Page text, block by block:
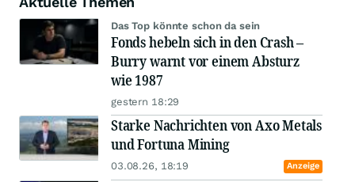
Das Top könnte schon da sein
Fonds hebeln sich in den Crash –
Burry warnt vor einem Absturz
wie 1987
gestern 18:29
Starke Nachrichten von Axo Metals
und Fortuna Mining
03.08.26, 18:19 Anzeige